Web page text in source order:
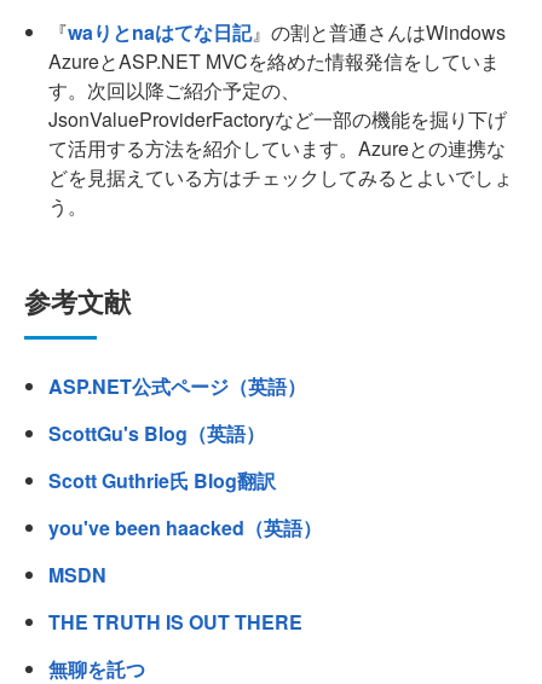
『waりとnaはてな日記』の割と普通さんはWindows
AzureとASP.NET MVCを絡めた情報発信をしていま
す。次回以降ご紹介予定の、
JsonValueProviderFactoryなど一部の機能を掘り下げ
て活用する方法を紹介しています。Azureとの連携な
どを見据えている方はチェックしてみるとよいでしょ
う。
参考文献
ASP.NET公式ページ（英語）
ScottGu's Blog（英語）
Scott Guthrie氏 Blog翻訳
you've been haacked（英語）
MSDN
THE TRUTH IS OUT THERE
無聊を託つ